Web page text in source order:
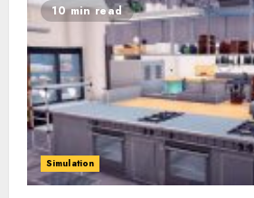
10 min read
Simulation